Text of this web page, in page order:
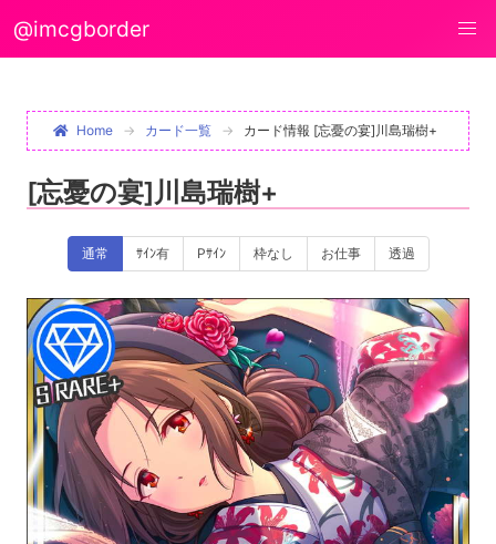
@imcgborder
Home カード一覧 カード情報 [忘憂の宴]川島瑞樹+
[忘憂の宴]川島瑞樹+
通常 ｻｲﾝ有 Pｻｲﾝ 枠なし お仕事 透過